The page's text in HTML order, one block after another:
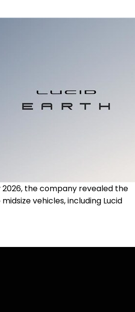
2026, the company revealed the
vehicles, including Lucid